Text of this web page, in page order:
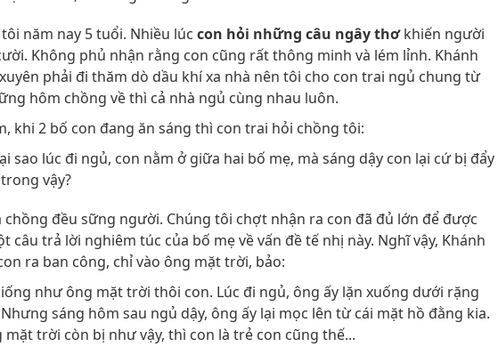
năm nay 5 tuổi. Nhiều lúc con hỏi những câu ngây thơkhiến người
Không phủ nhận rằng con cũng rất thông minh và lém lỉnh. Khánh
phải đi thăm dò dầu khí xa nhà nên tôi cho con trai ngủ chung từ
hôm chồng về thì cả nhà ngủ cùng nhau luôn.
khi 2 bố con đang ăn sáng thì con trai hỏi chồng tôi:
sao lúc đi ngủ, con nằm ở giữa hai bố mẹ, mà sáng dậy con lại cứ bị đẩy
vậy?
chồng đều sững người. Chúng tôi chợt nhận ra con đã đủ lớn để được
câu trả lời nghiêm túc của bố mẹ về vấn đề tế nhị này. Nghĩ vậy, Khánh
ra ban công, chỉ vào ông mặt trời, bảo:
như ông mặt trời thôi con. Lúc đi ngủ, ông ấy lặn xuống dưới rặng
Nhưng sáng hôm sau ngủ dậy, ông ấy lại mọc lên từ cái mặt hồ đằng kia.
trời còn bị như vậy, thì con là trẻ con cũng thế...